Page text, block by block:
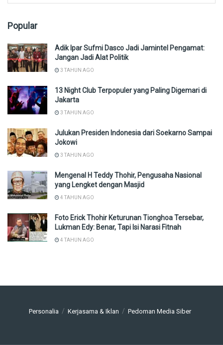
Popular
Adik Ipar Sufmi Dasco Jadi Jamintel Pengamat:
Jangan Jadi Alat Politik
3 TAHUN AGO
13 Night Club Terpopuler yang Paling Digemari di
Jakarta
3 TAHUN AGO
Julukan Presiden Indonesia dari Soekarno Sampai
Jokowi
3 TAHUN AGO
Mengenal H Teddy Thohir, Pengusaha Nasional
yang Lengket dengan Masjid
4 TAHUN AGO
Foto Erick Thohir Keturunan Tionghoa Tersebar,
Lukman Edy: Benar, Tapi Isi Narasi Fitnah
4 TAHUN AGO
Personalia Kerjasama & Iklan Pedoman Media Siber